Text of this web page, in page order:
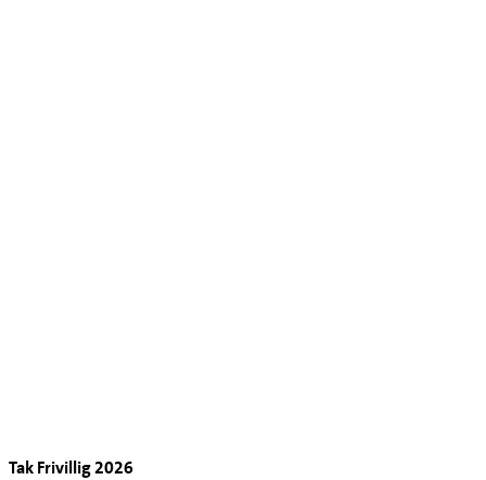
Tak Frivillig 2026